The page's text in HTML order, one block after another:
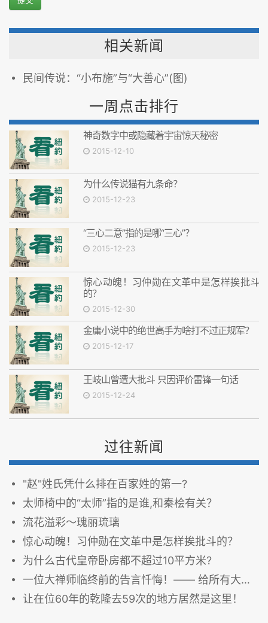
相关新闻
民间传说：“小布施”与“大善心”(图)
一周点击排行
神奇数字中或隐藏着宇宙惊天秘密
2015-12-10
为什么传说猫有九条命？
2015-12-23
“三心二意”指的是哪“三心”？
2015-12-23
惊心动魄！习仲勋在文革中是怎样挨批斗
的？
2015-12-30
金庸小说中的绝世高手为啥打不过正规军？
2015-12-17
王岐山曾遭大批斗 只因评价雷锋一句话
2015-12-24
过往新闻
"赵"姓氏凭什么排在百家姓的第一?
太师椅中的“太师”指的是谁,和秦桧有关？
流花溢彩～瑰丽琉璃
惊心动魄！习仲勋在文革中是怎样挨批斗的？
为什么古代皇帝卧房都不超过10平方米?
一位大禅师临终前的告言忏悔！—— 给所有大修行人的警告！
让在位60年的乾隆去59次的地方居然是这里！